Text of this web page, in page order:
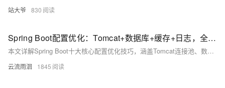
站大爷 830
Spring Boot配置优化：Tomcat+数据库+缓存+日志，全场景教程
本文详解Spring Boot十大核心配置优化技巧，涵盖Tomcat连接池、数据库连接池、Jackson时区、日志管理、缓存策略、异步线程池等关键配置，结合代码示例与通俗解释，助你轻松掌握高并发场景下的性能调优方法，适用于实际项目落地。
云流雨洄 1845